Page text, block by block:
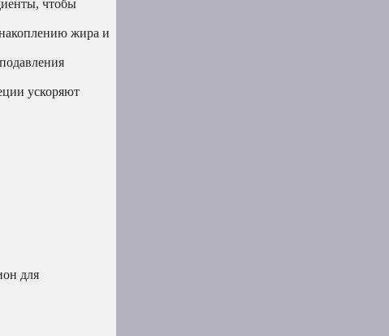
чтобы
жира и
ускоряют
для